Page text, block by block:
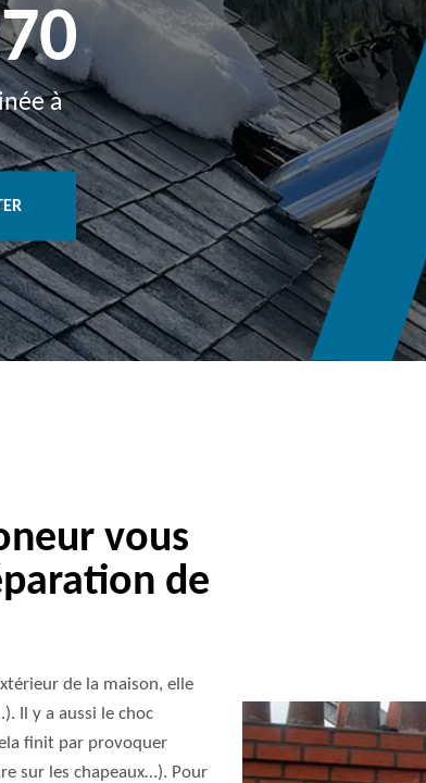
à
vous
de
de la maison, elle
Il y a aussi le choc
finit par provoquer
sur les chapeaux…). Pour